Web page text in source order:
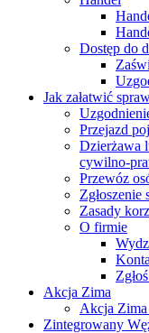
Dostęp do
Jak załatwić
Przejazd
Dzierżawa
cywilno-
Przewóz
Zasady
O firmie
Akcja Zima
Akcja
Zintegrowany